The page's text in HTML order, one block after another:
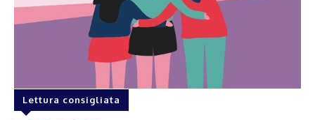
Lettura consigliata